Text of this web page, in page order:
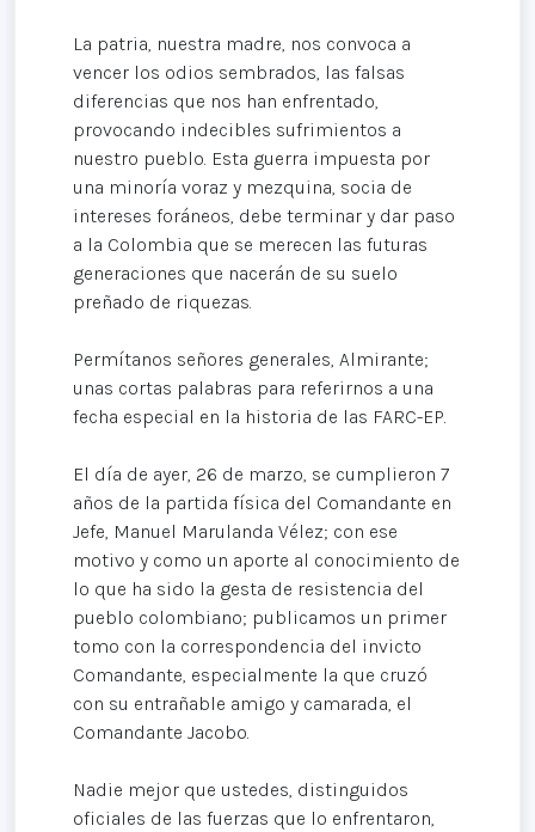
La patria, nuestra madre, nos convoca a
vencer los odios sembrados, las falsas
diferencias que nos han enfrentado,
provocando indecibles sufrimientos a
nuestro pueblo. Esta guerra impuesta por
una minoría voraz y mezquina, socia de
intereses foráneos, debe terminar y dar paso
a la Colombia que se merecen las futuras
generaciones que nacerán de su suelo
preñado de riquezas.
Permítanos señores generales, Almirante;
unas cortas palabras para referirnos a una
fecha especial en la historia de las FARC-EP.
El día de ayer, 26 de marzo, se cumplieron 7
años de la partida física del Comandante en
Jefe, Manuel Marulanda Vélez; con ese
motivo y como un aporte al conocimiento de
lo que ha sido la gesta de resistencia del
pueblo colombiano; publicamos un primer
tomo con la correspondencia del invicto
Comandante, especialmente la que cruzó
con su entrañable amigo y camarada, el
Comandante Jacobo.
Nadie mejor que ustedes, distinguidos
oficiales de las fuerzas que lo enfrentaron,